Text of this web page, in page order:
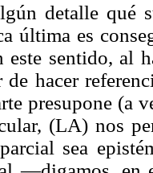
detalle qué
última es
este sentido, al
de hacer
presupone (a
(LA) nos
sea